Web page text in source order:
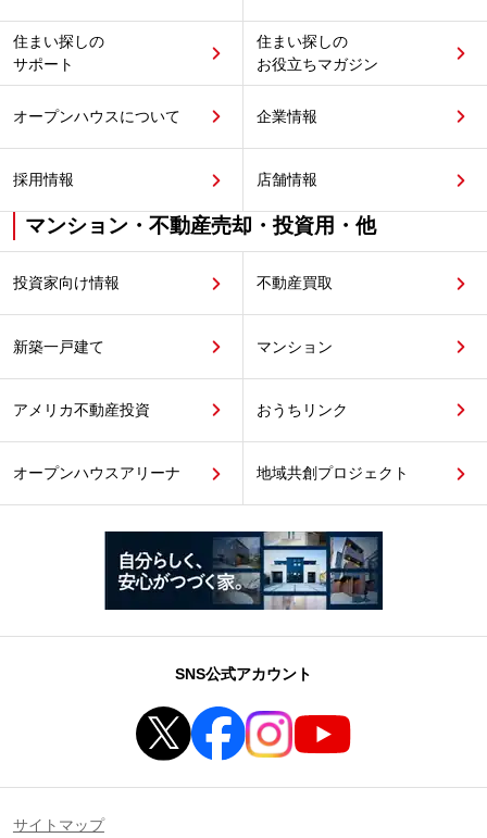
住まい探しの
サポート
住まい探しの
お役立ちマガジン
オープンハウスについて 企業情報
採用情報 店舗情報
マンション・不動産売却・投資用・他
投資家向け情報 不動産買取
新築一戸建て マンション
アメリカ不動産投資 おうちリンク
オープンハウスアリーナ 地域共創プロジェクト
SNS公式アカウント
サイトマップ